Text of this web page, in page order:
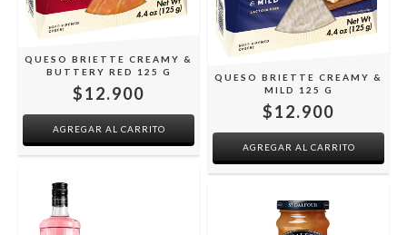
QUESO BRIETTE CREAMY &
BUTTERY RED 125 G
$12.900
QUESO BRIETTE CREAMY &
MILD 125 G
$12.900